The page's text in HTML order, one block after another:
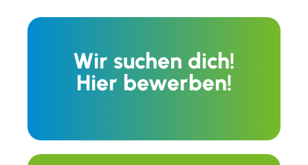
Wir suchen dich!
Hier bewerben!